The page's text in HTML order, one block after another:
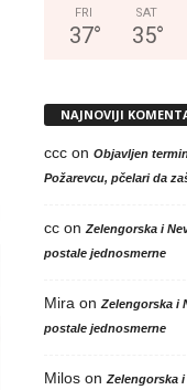
FRI
37°
SAT
35°
NAJNOVIJI
cccon Objavljen
Požarevcu, pčelari da
ccon Zelengorska i
postale jednosmerne
Mira on Zelengorska i
postale jednosmerne
Miloson Zelengorska